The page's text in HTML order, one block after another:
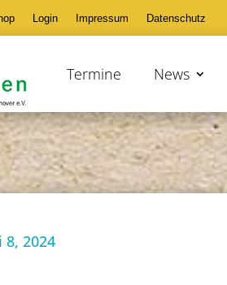
Login Impressum Datenschutz
Termine News
8, 2024